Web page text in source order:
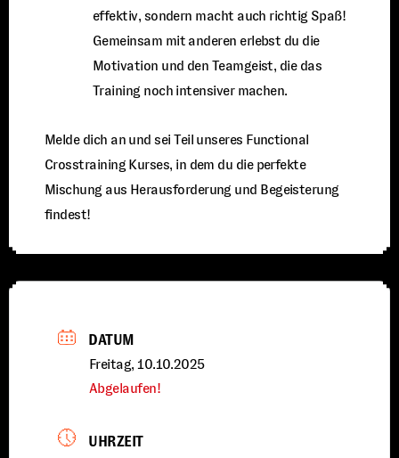
effektiv, sondern macht auch richtig Spaß!
Gemeinsam mit anderen erlebst du die
Motivation und den Teamgeist, die das
Training noch intensiver machen.
Melde dich an und sei Teil unseres Functional
Crosstraining Kurses, in dem du die perfekte
Mischung aus Herausforderung und Begeisterung
findest!
DATUM
Freitag, 10.10.2025
Abgelaufen!
UHRZEIT